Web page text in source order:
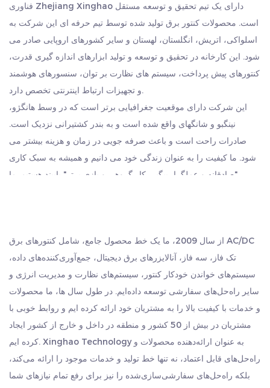
بهره‌وری انرژی بگیرید.
ما به ارائه خدمات پس از فروش عالی به مشتریان خود افتخار
می کنیم. در صورت بروز هر گونه مشکل، ظرف مدت یک سال
گارانتی 3 ساله:
از کیفیت و دوام محصول ما مطمئن باشید، زیرا با 3 سال
گارانتی ارائه می شود. ما پشتیبان عملکرد و طول عمر متر برق
AC هوشمند خود هستیم.
مناسب می کند.
یکپارچه سازی بدون درز:
کنتور برق متناوب هوشمند تک فاز ریلی DIN برای نصب آسان
بر روی ریل های DIN طراحی شده است و از نصب منظم و
منظم در تابلوی برق شما اطمینان می دهد.
مدیریت کارآمد انرژی:
با استفاده از کنتور برق متناوب هوشمند ما، مصرف انرژی خود
را بدون دردسر کنترل کنید. به خودتان قدرت دهید تا مصرف
فناوری Zhejiang Xinghao دارای یک تیم تحقیق و توسعه مستقل
است. محصولات کنتور برق تولید شده توسط تیم حرفه ای این شرکت به
اسلواکی، اتریش، انگلستان، لهستان و سایر کشورهای اروپایی صادر می
شود. این کارخانه در تحقیق و توسعه و تولید ابزارهای اندازه گیری قدرت،
کنتورهای پیش پرداخت، سیستم های نظارت بر توان، سنسورهای هوشمند
و تجهیزات ارتباط اینترنتی تخصص دارد.
این شرکت دارای موقعیت جغرافیایی برتر است که در وسط هانگژو،
نینگبو و شانگهای واقع شده است و به بندر کشتیرانی نزدیک است.
صادرات راحت است و باعث صرفه جویی در زمان و هزینه بیشتر می
شود. ما کیفیت را به عنوان زندگی خود می دانیم و همیشه به سبک کاری
"صادقانه و عملگرا، پیگیر، کار گروهی و بازی برتر" پایبند هستیم. ما
از سال 2009، ما یک خط محصول جامع، شامل کنتورهای برق AC/DC
تک فاز، سه فاز، آنالایزرهای برق دیجیتال، جمع‌آوری‌کننده‌های داده،
سیستم‌های خواندن خودکار کنتور، سیستم‌های نظارت و مدیریت انرژی و
سایر راه‌حل‌های سفارشی توسعه داده‌ایم. در طول سال ها، ما محصولات
و خدمات با کیفیت بالا را به مشتریان خود ارائه کرده ایم و روابط خوبی با
مشتریان در بیش از 50 کشور و منطقه در داخل و خارج از کشور ایجاد
کرده ایم. Xinghao Technology به عنوان ارائه‌دهنده محصولات و
راه‌حل‌های قابل اعتماد، نه تنها خط تولید و خدمات موجود را ارائه می‌کند،
بلکه راه‌حل‌های سفارشی‌سازی‌شده را نیز برای رفع تمام نیازهای شما